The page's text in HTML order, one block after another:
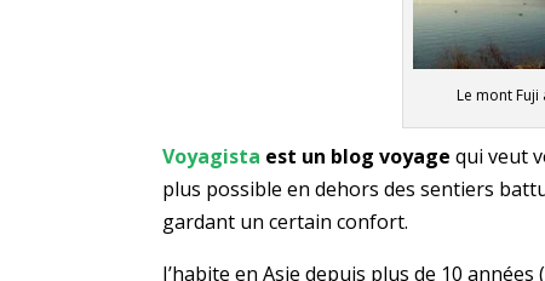
Le mont Fuji
Voyagista est un blog voyage qui veut
plus possible en dehors des sentiers
gardant un certain confort.
J’habite en Asie depuis plus de 10